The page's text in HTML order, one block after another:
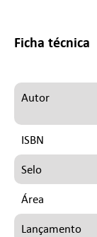
Ficha técnica
Autor
ISBN
Selo
Área
Lançamento